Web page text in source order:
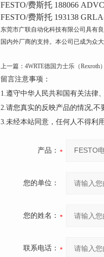
FESTO/费斯托 188066
FESTO/费斯托 193138
东莞市广联自动化科技有限公司具有
国内外厂商的支持。本公司已成为众
上一篇： 4WRTE德国力士乐（Rexroth
留言注意事项：
1.遵守中华人民共和国有关法律
2.请您真实的反映产品的情况,
3.未经本站同意，任何人不得利
产品：
您的单位：
您的姓名：
联系电话：